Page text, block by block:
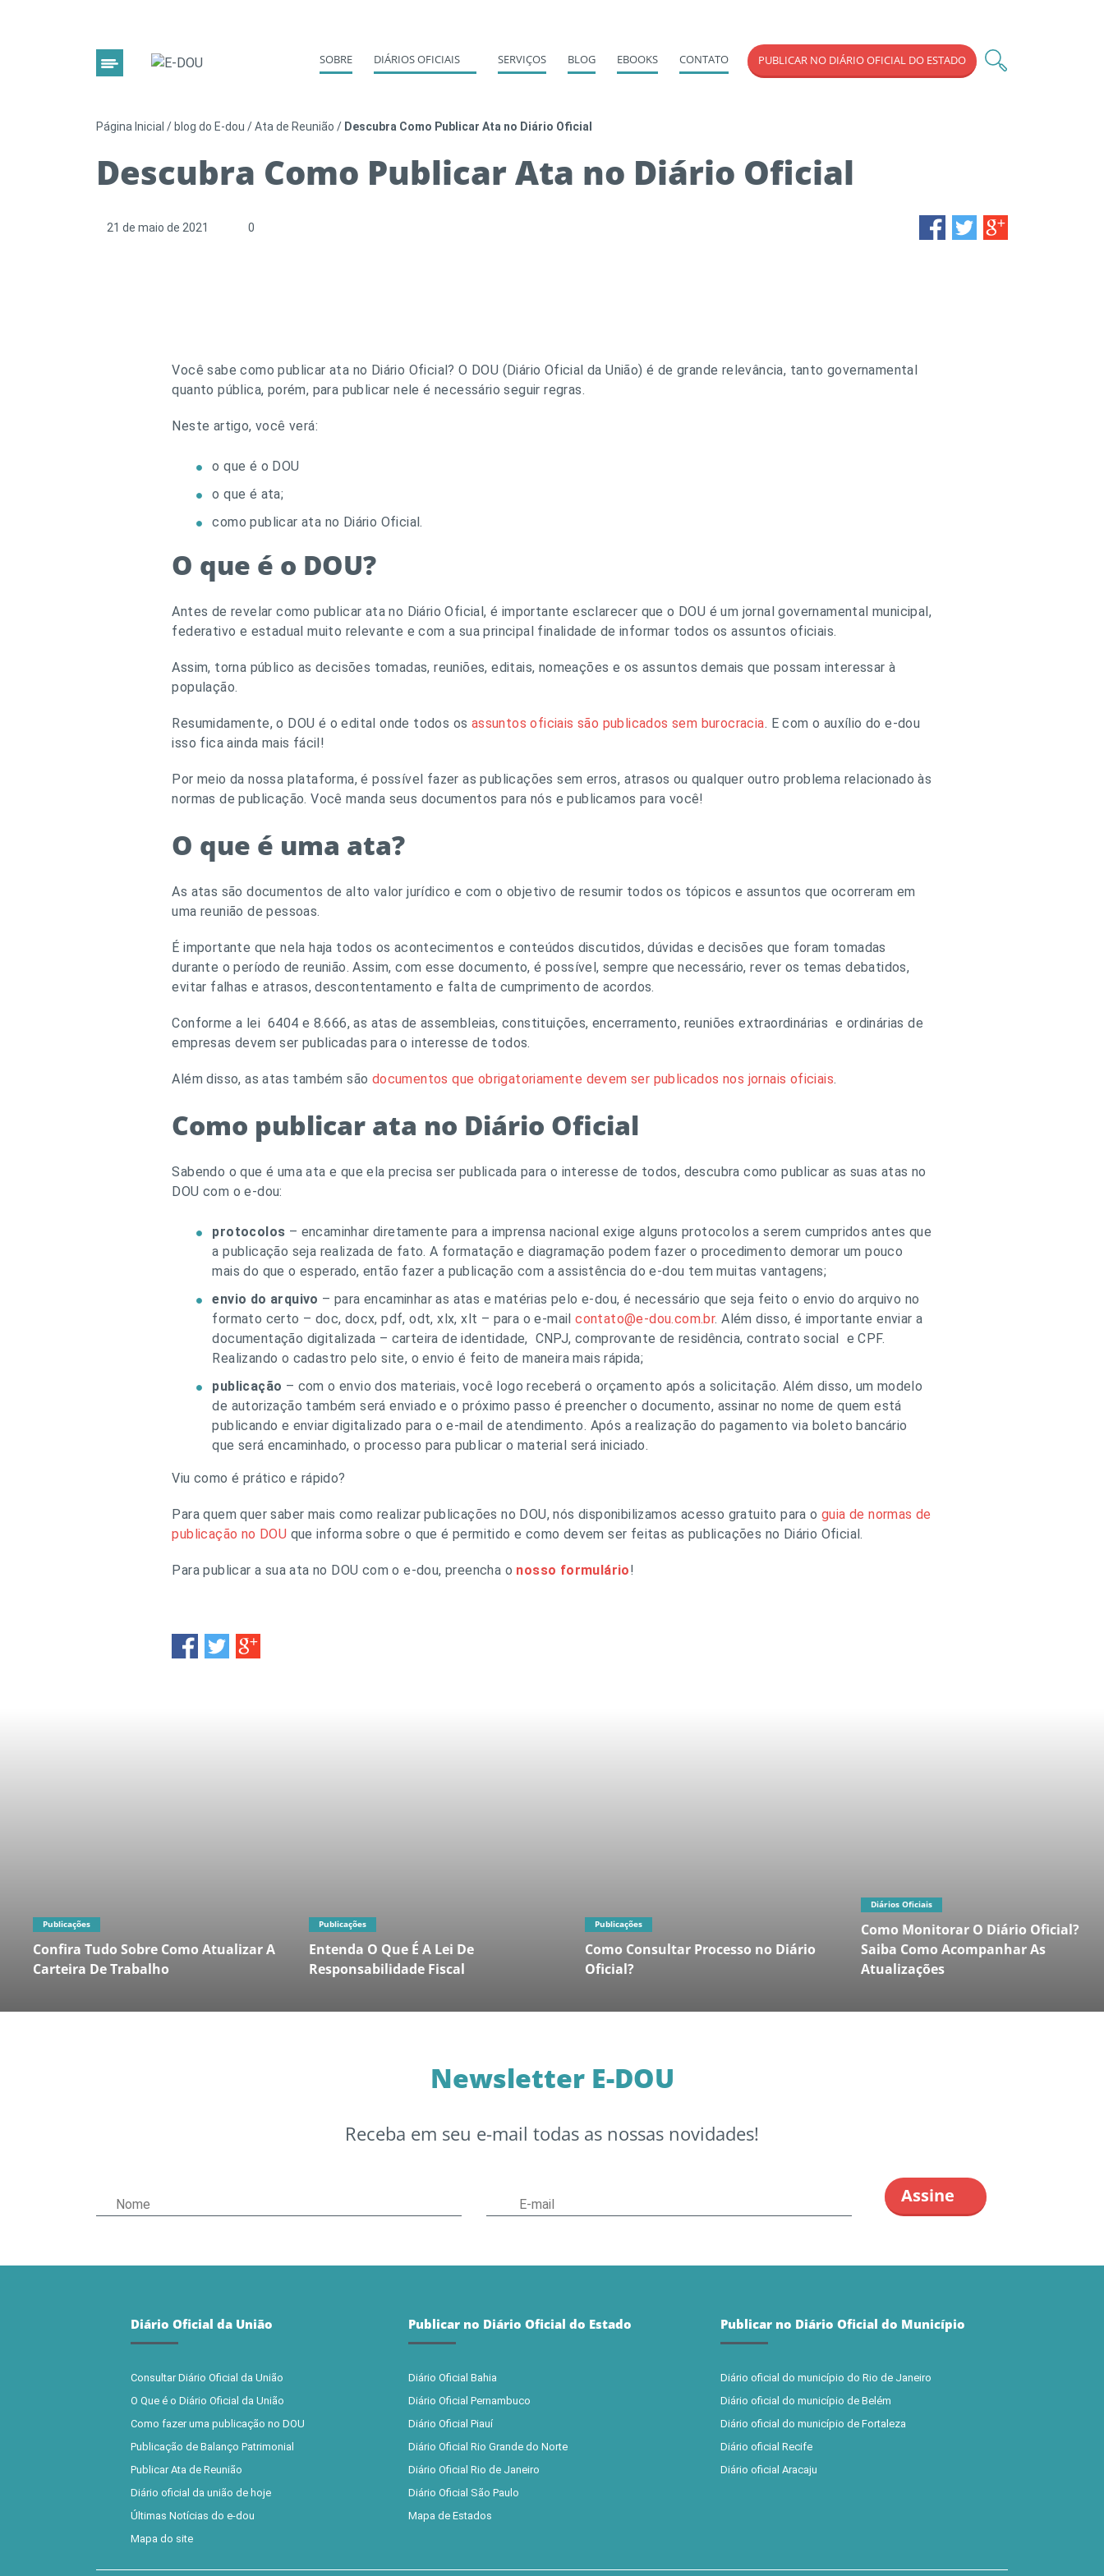
SOBRE DIÁRIOS OFICIAIS SERVIÇOS BLOG EBOOKS CONTATO PUBLICAR NO DIÁRIO OFICIAL DO ESTADO
Página Inicial / blog do E-dou /Ata de Reunião / Descubra Como Publicar Ata no Diário Oficial
Descubra Como Publicar Ata no Diário Oficial
21 de maio de 2021 0
Você sabe como publicar ata no Diário Oficial? O DOU (Diário Oficial da União) é de grande relevância, tanto governamental
quanto pública, porém, para publicar nele é necessário seguir regras.
Neste artigo, você verá:
o que é o DOU
o que é ata;
como publicar ata no Diário Oficial.
O que é o DOU?
Antes de revelar como publicar ata no Diário Oficial, é importante esclarecer que o DOU é um jornal governamental municipal,
federativo e estadual muito relevante e com a sua principal finalidade de informar todos os assuntos oficiais.
Assim, torna público as decisões tomadas, reuniões, editais, nomeações e os assuntos demais que possam interessar à
população.
Resumidamente, o DOU é o edital onde todos os assuntos oficiais são publicados sem burocracia. E com o auxílio do e-dou
isso fica ainda mais fácil!
Por meio da nossa plataforma, é possível fazer as publicações sem erros, atrasos ou qualquer outro problema relacionado às
normas de publicação. Você manda seus documentos para nós e publicamos para você!
O que é uma ata?
As atas são documentos de alto valor jurídico e com o objetivo de resumir todos os tópicos e assuntos que ocorreram em
uma reunião de pessoas.
É importante que nela haja todos os acontecimentos e conteúdos discutidos, dúvidas e decisões que foram tomadas
durante o período de reunião. Assim, com esse documento, é possível, sempre que necessário, rever os temas debatidos,
evitar falhas e atrasos, descontentamento e falta de cumprimento de acordos.
Conforme a lei 6404 e 8.666, as atas de assembleias, constituições, encerramento, reuniões extraordinárias e ordinárias de
empresas devem ser publicadas para o interesse de todos.
Além disso, as atas também são documentos que obrigatoriamente devem ser publicados nos jornais oficiais.
Como publicar ata no Diário Oficial
Sabendo o que é uma ata e que ela precisa ser publicada para o interesse de todos, descubra como publicar as suas atas no
DOU com o e-dou:
protocolos – encaminhar diretamente para a imprensa nacional exige alguns protocolos a serem cumpridos antes que
a publicação seja realizada de fato. A formatação e diagramação podem fazer o procedimento demorar um pouco
mais do que o esperado, então fazer a publicação com a assistência do e-dou tem muitas vantagens;
envio do arquivo – para encaminhar as atas e matérias pelo e-dou, é necessário que seja feito o envio do arquivo no
formato certo – doc, docx, pdf, odt, xlx, xlt – para o e-mailcontato@e-dou.com.br.Além disso, é importante enviar a
documentação digitalizada – carteira de identidade, CNPJ, comprovante de residência, contrato social e CPF.
Realizando o cadastro pelo site, o envio é feito de maneira mais rápida;
publicação – com o envio dos materiais, você logo receberá o orçamento após a solicitação. Além disso, um modelo
de autorização também será enviado e o próximo passo é preencher o documento, assinar no nome de quem está
publicando e enviar digitalizado para o e-mail de atendimento. Após a realização do pagamento via boleto bancário
que será encaminhado, o processo para publicar o material será iniciado.
Viu como é prático e rápido?
Para quem quer saber mais como realizar publicações no DOU, nós disponibilizamos acesso gratuito para oguia de normas de
publicação no DOU que informa sobre o que é permitido e como devem ser feitas as publicações no Diário Oficial.
Para publicar a sua ata no DOU com o e-dou, preencha o nosso formulário!
Publicações
Confira Tudo Sobre Como Atualizar A
Carteira De Trabalho
Publicações
Entenda O Que É A Lei De
Responsabilidade Fiscal
Publicações
Como Consultar Processo no Diário
Oficial?
Diários Oficiais
Como Monitorar O Diário Oficial?
Saiba Como Acompanhar As
Atualizações
Newsletter E-DOU
Receba em seu e-mail todas as nossas novidades!
Diário Oficial da União
Consultar Diário Oficial da União
O Que é o Diário Oficial da União
Como fazer uma publicação no DOU
Publicação de Balanço Patrimonial
Publicar Ata de Reunião
Diário oficial da união de hoje
Últimas Notícias do e-dou
Mapa do site
Publicar no Diário Oficial do Estado
Diário Oficial Bahia
Diário Oficial Pernambuco
Diário Oficial Piauí
Diário Oficial Rio Grande do Norte
Diário Oficial Rio de Janeiro
Diário Oficial São Paulo
Mapa de Estados
Publicar no Diário Oficial do Município
Diário oficial do município do Rio de Janeiro
Diário oficial do município de Belém
Diário oficial do município de Fortaleza
Diário oficial Recife
Diário oficial Aracaju